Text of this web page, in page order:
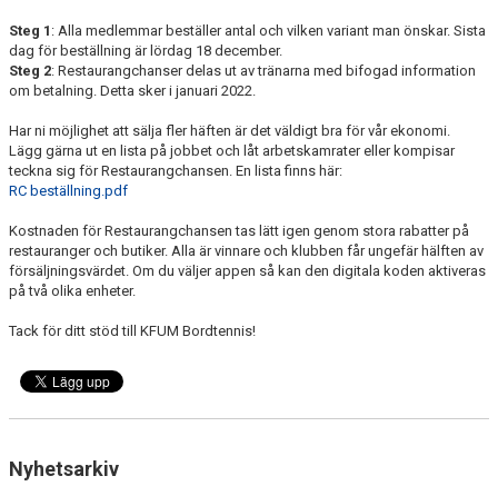
Steg 1 : Alla medlemmar beställer antal och vilken variant man önskar. Sista
dag för beställning är lördag 18 december.
Steg 2: Restaurangchanser delas ut av tränarna med bifogad information
om betalning. Detta sker i januari 2022.
Har ni möjlighet att sälja fler häften är det väldigt bra för vår ekonomi.
Lägg gärna ut en lista på jobbet och låt arbetskamrater eller kompisar
teckna sig för Restaurangchansen. En lista finns här:
RC beställning.pdf
Kostnaden för Restaurangchansen tas lätt igen genom stora rabatter på
restauranger och butiker. Alla är vinnare och klubben får ungefär hälften av
försäljningsvärdet. Om du väljer appen så kan den digitala koden aktiveras
på två olika enheter.
Tack för ditt stöd till KFUM Bordtennis!
Nyhetsarkiv